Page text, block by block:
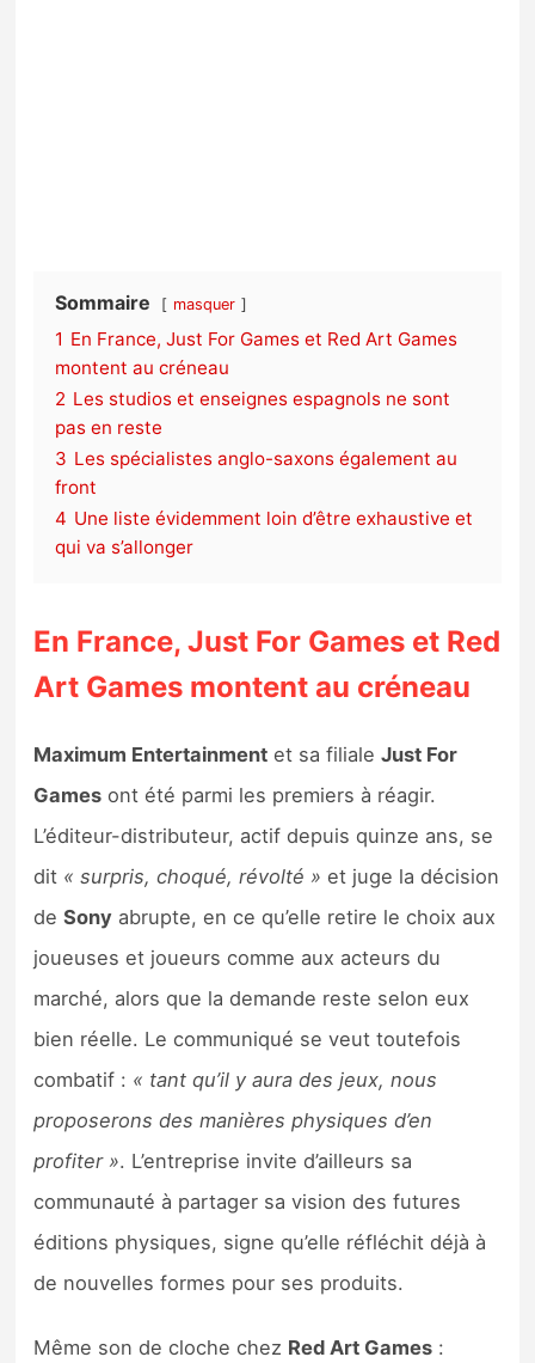
Sommaire masquer
1 En France, Just For Games et Red Art Games
montent au créneau
2 Les studios et enseignes espagnols ne sont
pas en reste
3 Les spécialistes anglo-saxons également au
front
4 Une liste évidemment loin d’être exhaustive et
qui va s’allonger
En France, Just For Games et Red
Art Games montent au créneau
Maximum Entertainment et sa filialeJust For
Games ont été parmi les premiers à réagir.
L’éditeur-distributeur, actif depuis quinze ans, se
dit « surpris, choqué, révolté » et juge la décision
deSony abrupte, en ce qu’elle retire le choix aux
joueuses et joueurs comme aux acteurs du
marché, alors que la demande reste selon eux
bien réelle. Le communiqué se veut toutefois
combatif : « tant qu’il y aura des jeux, nous
proposerons des manières physiques d’en
profiter ». L’entreprise invite d’ailleurs sa
communauté à partager sa vision des futures
éditions physiques, signe qu’elle réfléchit déjà à
de nouvelles formes pour ses produits.
Même son de cloche chez Red Art Games :